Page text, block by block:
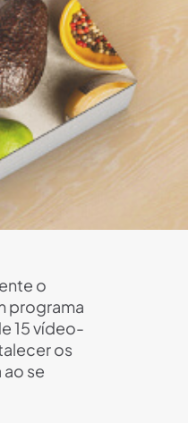
o
programa
15 vídeo-
os
se